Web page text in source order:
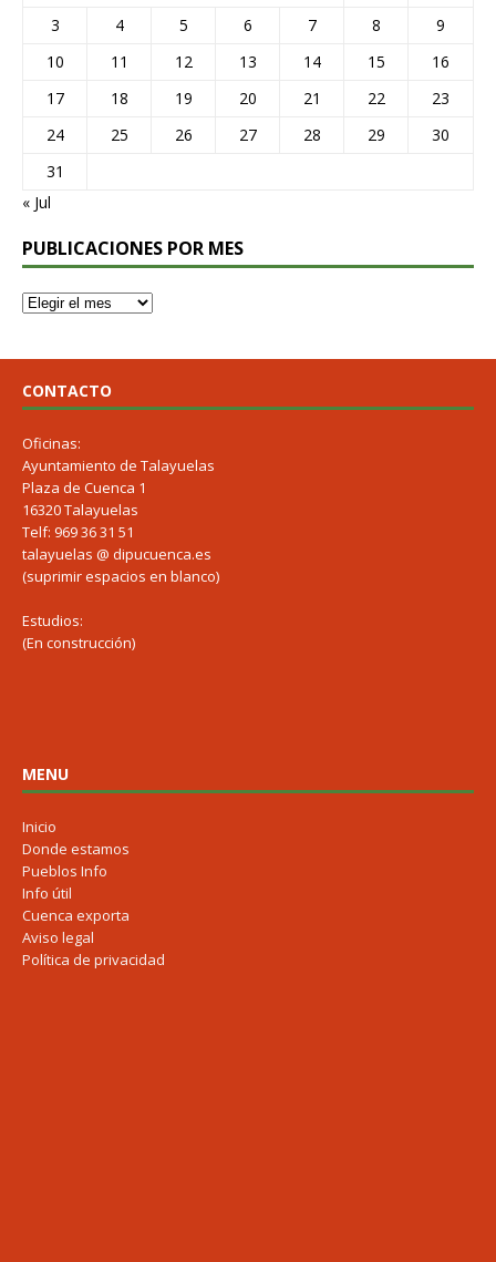
3
4 5 6 7 8
9
10
11 12 13 14 15
16
17
18 19 20 21 22
23
24
25 26 27 28 29
30
31
« Jul
PUBLICACIONES POR MES
CONTACTO
Oficinas:
Ayuntamiento de Talayuelas
Plaza de Cuenca 1
16320 Talayuelas
Telf: 969 36 31 51
talayuelas @ dipucuenca.es
(suprimir espacios en blanco)
Estudios:
(En construcción)
MENU
Inicio
Donde estamos
Pueblos Info
Info útil
Cuenca exporta
Aviso legal
Política de privacidad